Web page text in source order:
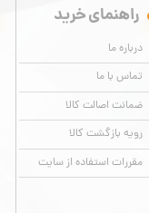
راهنمای خرید
درباره ما
تماس با ما
ضمانت اصالت کالا
رویه بازگشت کالا
مقررات استفاده از سایت